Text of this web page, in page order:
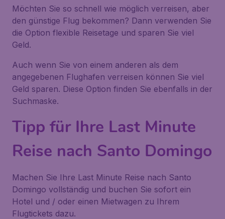
Möchten Sie so schnell wie möglich verreisen, aber
den günstige Flug bekommen? Dann verwenden Sie
die Option flexible Reisetage und sparen Sie viel
Geld.
Auch wenn Sie von einem anderen als dem
angegebenen Flughafen verreisen können Sie viel
Geld sparen. Diese Option finden Sie ebenfalls in der
Suchmaske.
Tipp für Ihre Last Minute
Reise nach Santo Domingo
Machen Sie Ihre Last Minute Reise nach Santo
Domingo vollständig und buchen Sie sofort ein
Hotel und / oder einen Mietwagen zu Ihrem
Flugtickets dazu.